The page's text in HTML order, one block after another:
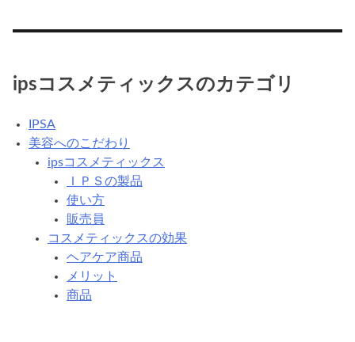
ipsコスメティックスのカテゴリ
IPSA
美容へのこだわり
ipsコスメティックス
ＩＰＳの製品
使い方
販売員
コスメティックスの効果
ヘアケア商品
メリット
商品